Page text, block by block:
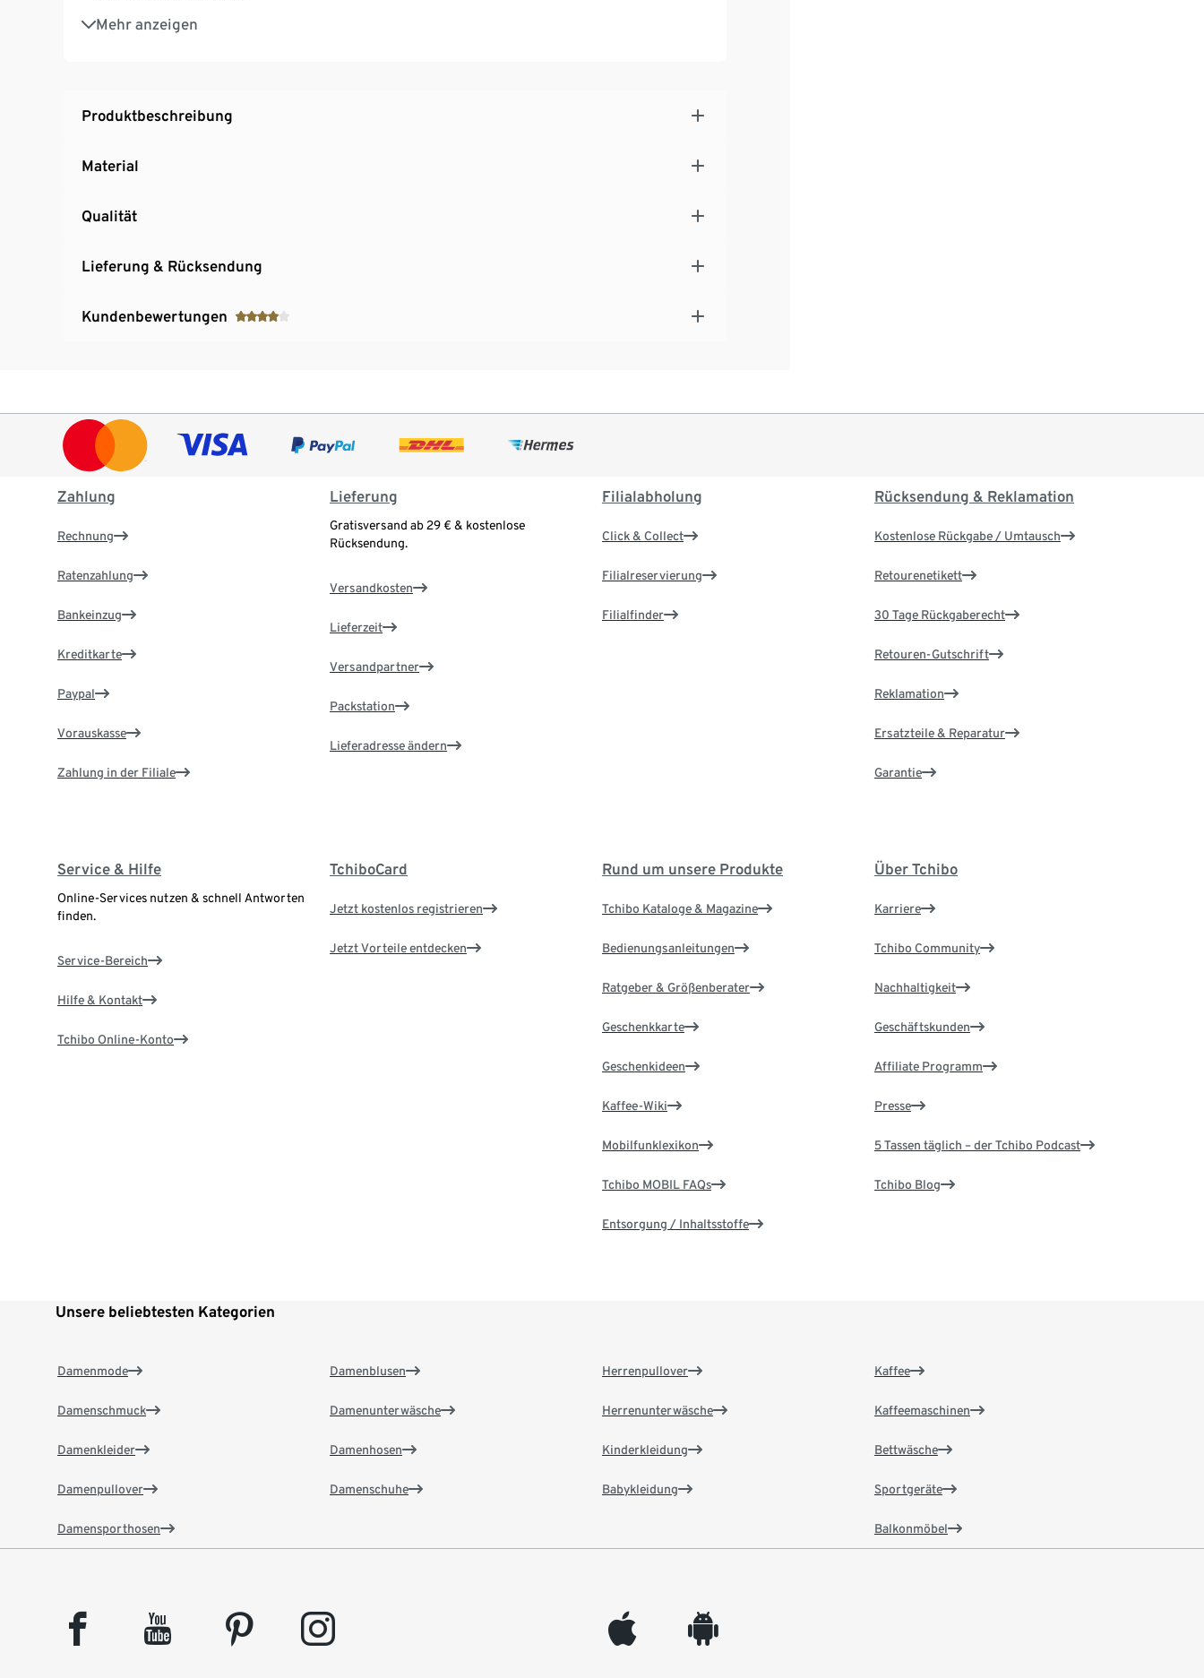
Mehr anzeigen
PVC-frei
Produktbeschreibung
Material
Qualität
Lieferung & Rücksendung
Kundenbewertungen
Zahlung
Rechnung
Ratenzahlung
Bankeinzug
Kreditkarte
Paypal
Vorauskasse
Zahlung in der Filiale
Lieferung
Gratisversand ab 29 € & kostenlose
Rücksendung.
Versandkosten
Lieferzeit
Versandpartner
Packstation
Lieferadresse ändern
Filialabholung
Click & Collect
Filialreservierung
Filialfinder
Rücksendung & Reklamation
Kostenlose Rückgabe / Umtausch
Retourenetikett
30 Tage Rückgaberecht
Retouren-Gutschrift
Reklamation
Ersatzteile & Reparatur
Garantie
Service & Hilfe
Online-Services nutzen & schnell Antworten
finden.
Service-Bereich
Hilfe & Kontakt
Tchibo Online-Konto
TchiboCard
Jetzt kostenlos registrieren
Jetzt Vorteile entdecken
Rund um unsere Produkte
Tchibo Kataloge & Magazine
Bedienungsanleitungen
Ratgeber & Größenberater
Geschenkkarte
Geschenkideen
Kaffee-Wiki
Mobilfunklexikon
Tchibo MOBIL FAQs
Entsorgung / Inhaltsstoffe
Über Tchibo
Karriere
Tchibo Community
Nachhaltigkeit
Geschäftskunden
Affiliate Programm
Presse
5 Tassen täglich – der Tchibo Podcast
Tchibo Blog
Unsere beliebtesten Kategorien
Damenmode
Damenschmuck
Damenkleider
Damenpullover
Damensporthosen
Damenblusen
Damenunterwäsche
Damenhosen
Damenschuhe
Herrenpullover
Herrenunterwäsche
Kinderkleidung
Babykleidung
Kaffee
Kaffeemaschinen
Bettwäsche
Sportgeräte
Balkonmöbel
facebook youtube pinterest instagram appleinc android